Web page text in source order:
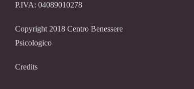
P.IVA: 04089010278
Copyright 2018 Centro Benessere
Psicologico
Credits